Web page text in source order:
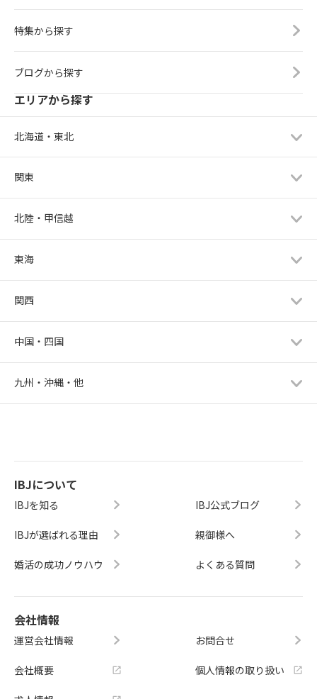
特集から探す
ブログから探す
エリアから探す
北海道・東北
関東
北陸・甲信越
東海
関西
中国・四国
九州・沖縄・他
IBJについて
IBJを知る
IBJが選ばれる理由
婚活の成功ノウハウ
IBJ公式ブログ
親御様へ
よくある質問
会社情報
運営会社情報
会社概要
お問合せ
個人情報の取り扱い